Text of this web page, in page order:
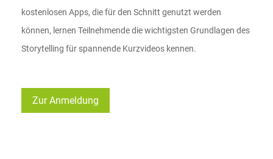
kostenlosen Apps, die für den Schnitt genutzt werden
können, lernen Teilnehmende die wichtigsten Grundlagen des
Storytelling für spannende Kurzvideos kennen.
Zur Anmeldung